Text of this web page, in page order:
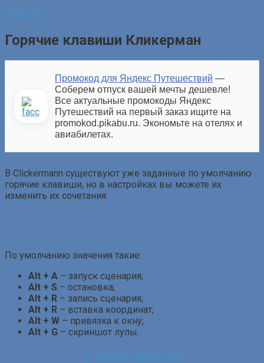
Главная
Горячие клавиши Кликерман
Промокод для Яндекс Путешествий —
Соберем отпуск вашей мечты дешевле!
Все актуальные промокоды Яндекс
Путешествий на первый заказ ищите на
promokod.pikabu.ru. Экономьте на отелях и
авиабилетах.
В Clickermann существуют уже заданные по умолчанию
горячие клавиши, но в настройках вы можете их
изменить их сочетания.
По умолчанию значения такие:
Alt + A – запуск сценария;
Alt + S – остановка;
Alt + R – запись сценария;
Alt + R – вставка координат;
Alt + W – привязка к окну;
Alt + G – скриншот лупы.
Скачать Clickermann